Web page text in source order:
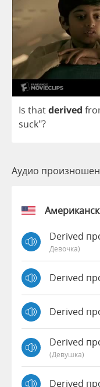
Is thatderived
suck"?
Аудио
Derived
Девочка)
Derived
Derived
Derived
(девушка)
Derived